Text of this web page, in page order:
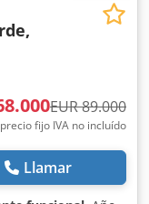
EUR 89.000
precio fijo IVA no incluído
Llamar